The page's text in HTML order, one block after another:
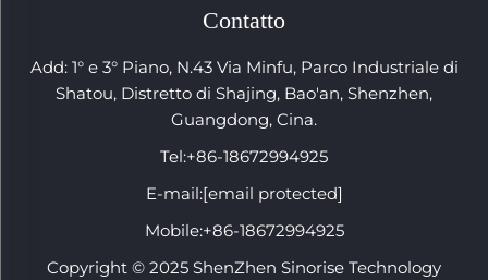
Contatto
Add: 1° e 3° Piano, N.43 Via Minfu, Parco Industriale di
Shatou, Distretto di Shajing, Bao'an, Shenzhen,
Guangdong, Cina.
Tel:+86-18672994925
E-mail:[email protected]
Mobile:+86-18672994925
Copyright © 2025 ShenZhen Sinorise Technology